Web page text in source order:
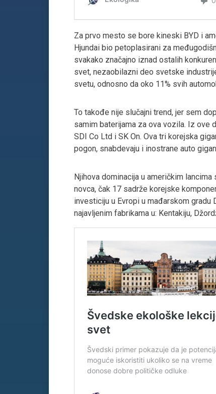
Za prvo mesto se bore kineski BYD i
Hjundai bio petoplasirani za
svakako značajno iznad ostalih
svet, nezaobilazni deo svetske
svetu, odnosno da oko 11% svih
To takođe nije slučajni trend, jer sem
samim baterijama za ova vozila. Iz ove
SDI Co Ltd i SK On. Ova tri korejska
pogon, snabdevaju i inostrane auto
Njihova dominacija u američkim
novca, čak 17 sadrže korejske
investiciju u Evropi u mađarskom
najavljenim fabrikama u: Kentakiju,